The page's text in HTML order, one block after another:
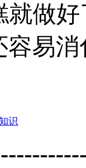
就做
容易消
识